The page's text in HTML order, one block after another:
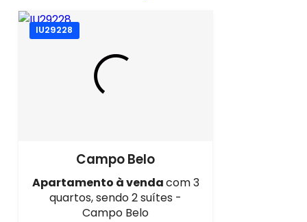
IU29228
Campo Belo
Apartamento à vendacom 3
quartos, sendo 2 suítes -
Campo Belo